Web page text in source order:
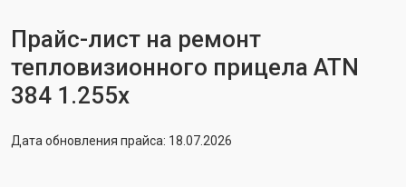
Прайс-лист на ремонт
тепловизионного прицела ATN
384 1.255х
Дата обновления прайса: 18.07.2026